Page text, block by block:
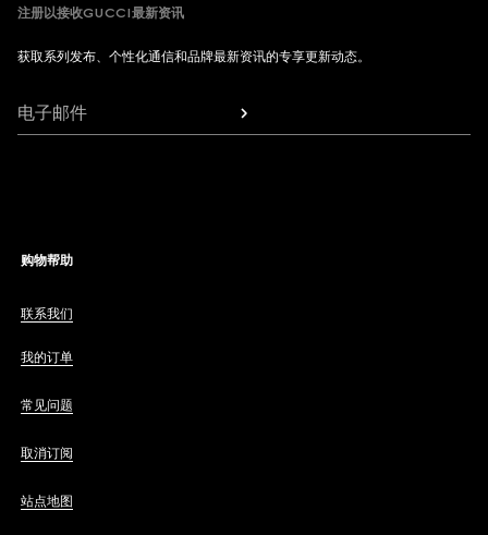
注册以接收GUCCI最新资讯
获取系列发布、个性化通信和品牌最新资讯的专享更新动态。
电子邮件
购物帮助
联系我们
我的订单
常见问题
取消订阅
站点地图